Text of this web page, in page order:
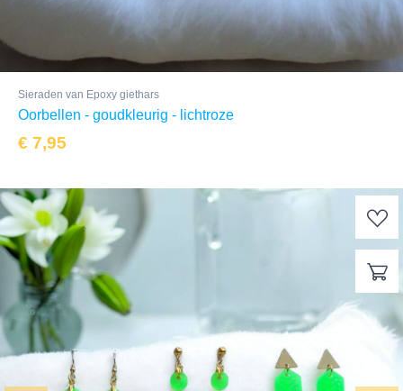
Sieraden van Epoxy giethars
Oorbellen - goudkleurig - lichtroze
€ 7,95